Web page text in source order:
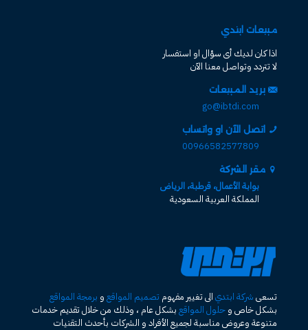
مبيعات ابتدي
اذا كان لديك أى سؤال او استفسار
لا تتردد وتواصل معنا الآن
بريد المبيعات
go@ibtdi.com
اتصل الآن او واتساب
00966582577809
مقر الشركة
بوابة الأعمال، قرطبة، الرياض
المملكة العربية السعودية
تسعى شركة ابتدي الى تغيير مفهوم تصميم المواقع و برمجة المواقع
بشكل خاص و حلول المواقع بشكل عام ، وذلك من خلال تقديم خدمات
متنوعة وعروض مناسبة لجميع الأفراد و الشركات بأحدث التقنيات